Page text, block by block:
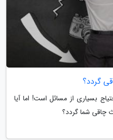
گردد؟
بسیاری از مسائل است! اما آیا
چاقی شما گردد؟